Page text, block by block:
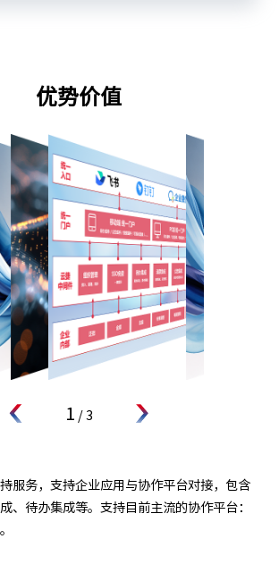
优势价值
1 / 3
服务，支持企业应用与协作平台对接，包含
、待办集成等。支持目前主流的协作平台：